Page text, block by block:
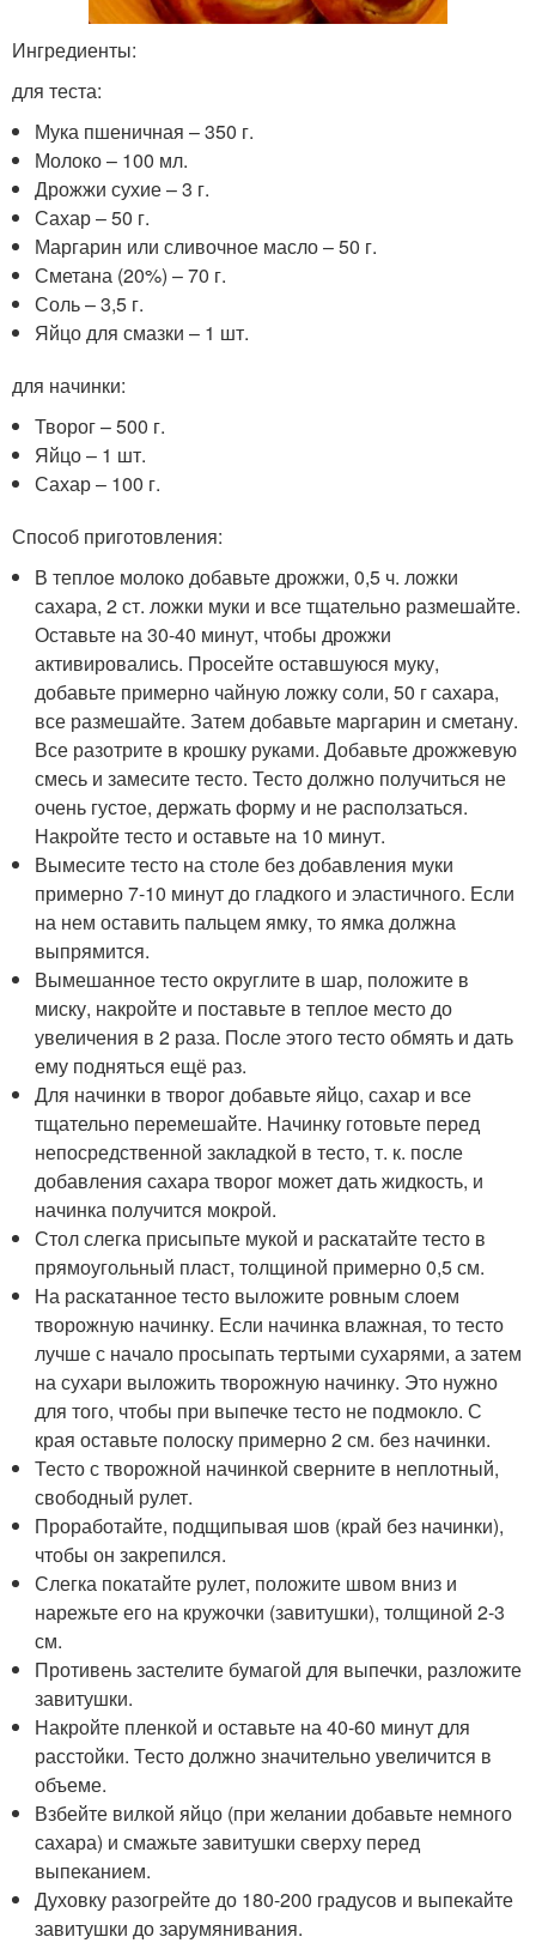
Ингредиенты:
для теста:
Мука пшеничная – 350 г.
Молоко – 100 мл.
Дрожжи сухие – 3 г.
Сахар – 50 г.
Маргарин или сливочное масло – 50 г.
Сметана (20%) – 70 г.
Соль – 3,5 г.
Яйцо для смазки – 1 шт.
для начинки:
Творог – 500 г.
Яйцо – 1 шт.
Сахар – 100 г.
Способ приготовления:
В теплое молоко добавьте дрожжи, 0,5 ч. ложки
сахара, 2 ст. ложки муки и все тщательно размешайте.
Оставьте на 30-40 минут, чтобы дрожжи
активировались. Просейте оставшуюся муку,
добавьте примерно чайную ложку соли, 50 г сахара,
все размешайте. Затем добавьте маргарин и сметану.
Все разотрите в крошку руками. Добавьте дрожжевую
смесь и замесите тесто. Тесто должно получиться не
очень густое, держать форму и не расползаться.
Накройте тесто и оставьте на 10 минут.
Вымесите тесто на столе без добавления муки
примерно 7-10 минут до гладкого и эластичного. Если
на нем оставить пальцем ямку, то ямка должна
выпрямится.
Вымешанное тесто округлите в шар, положите в
миску, накройте и поставьте в теплое место до
увеличения в 2 раза. После этого тесто обмять и дать
ему подняться ещё раз.
Для начинки в творог добавьте яйцо, сахар и все
тщательно перемешайте. Начинку готовьте перед
непосредственной закладкой в тесто, т. к. после
добавления сахара творог может дать жидкость, и
начинка получится мокрой.
Стол слегка присыпьте мукой и раскатайте тесто в
прямоугольный пласт, толщиной примерно 0,5 см.
На раскатанное тесто выложите ровным слоем
творожную начинку. Если начинка влажная, то тесто
лучше с начало просыпать тертыми сухарями, а затем
на сухари выложить творожную начинку. Это нужно
для того, чтобы при выпечке тесто не подмокло. С
края оставьте полоску примерно 2 см. без начинки.
Тесто с творожной начинкой сверните в неплотный,
свободный рулет.
Проработайте, подщипывая шов (край без начинки),
чтобы он закрепился.
Слегка покатайте рулет, положите швом вниз и
нарежьте его на кружочки (завитушки), толщиной 2-3
см.
Противень застелите бумагой для выпечки, разложите
завитушки.
Накройте пленкой и оставьте на 40-60 минут для
расстойки. Тесто должно значительно увеличится в
объеме.
Взбейте вилкой яйцо (при желании добавьте немного
сахара) и смажьте завитушки сверху перед
выпеканием.
Духовку разогрейте до 180-200 градусов и выпекайте
завитушки до зарумянивания.